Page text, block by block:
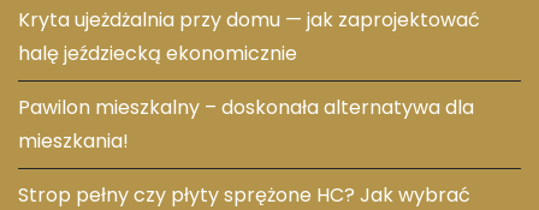
Kryta ujeżdżalnia przy domu — jak zaprojektować
halę jeździecką ekonomicznie
Pawilon mieszkalny – doskonała alternatywa dla
mieszkania!
Strop pełny czy płyty sprężone HC? Jak wybrać